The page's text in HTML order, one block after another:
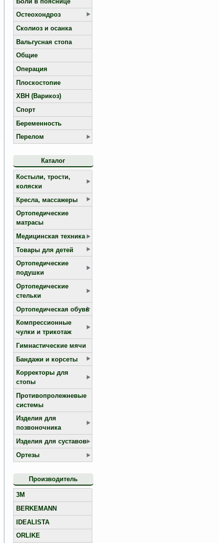
Остеохондроз
Сколиоз и осанка
Вальгусная стопа
Общие
Операция
Плоскостопие
ХВН (Варикоз)
Спорт
Беременность
Перелом
Каталог
Костыли, трости,
коляски
Кресла, массажеры
Ортопедические
матрасы
Медицинская техника
Товары для детей
Ортопедические
подушки
Ортопедические
стельки
Ортопедическая обувь
Компрессионные
чулки и трикотаж
Гимнастические мячи
Бандажи и корсеты
Корректоры для
стопы
Противопролежневые
системы
Изделия для
позвоночника
Изделия для суставов
Ортезы
Производитель
3M
BERKEMANN
IDEALISTA
ORLIKE